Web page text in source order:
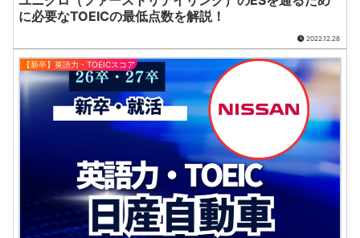
に必要なTOEICの最低点数を解説！
2022.12.28
【新卒】英語力・TOEICスコア